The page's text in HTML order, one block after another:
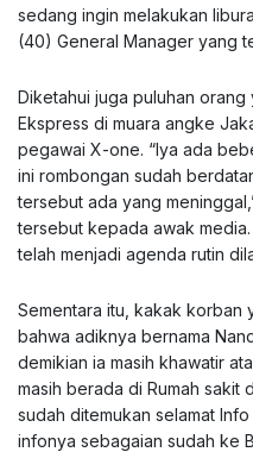
sedang ingin melakukan
(40) General Manager yang
Diketahui juga puluhan
Ekspress di muara angke
pegawai X-one. “Iya ada
ini rombongan sudah
tersebut ada yang
tersebut kepada awak
telah menjadi agenda rutin
Sementara itu, kakak korban
bahwa adiknya bernama
demikian ia masih khawatir
masih berada di Rumah sakit
sudah ditemukan selamat
infonya sebagaian sudah ke